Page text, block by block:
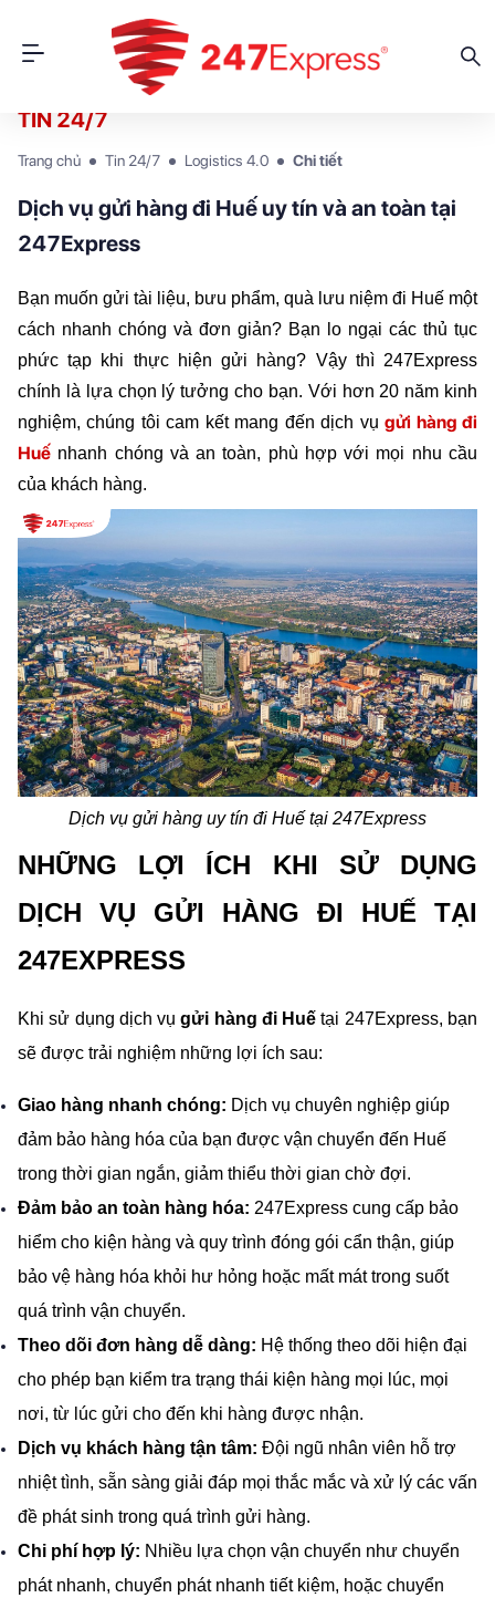
TIN 24/7
Trang chủ Tin 24/7 Logistics 4.0 Chi tiết
Dịch vụ gửi hàng đi Huế uy tín và an toàn tại
247Express
Bạn muốn gửi tài liệu, bưu phẩm, quà lưu niệm đi Huế một
cách nhanh chóng và đơn giản? Bạn lo ngại các thủ tục
phức tạp khi thực hiện gửi hàng? Vậy thì 247Express
chính là lựa chọn lý tưởng cho bạn. Với hơn 20 năm kinh
nghiệm, chúng tôi cam kết mang đến dịch vụ gửi hàng đi
Huế nhanh chóng và an toàn, phù hợp với mọi nhu cầu
của khách hàng.
Dịch vụ gửi hàng uy tín đi Huế tại 247Express
NHỮNG LỢI ÍCH KHI SỬ DỤNG
DỊCH VỤ GỬI HÀNG ĐI HUẾ TẠI
247EXPRESS
Khi sử dụng dịch vụ gửi hàng đi Huế tại 247Express, bạn
sẽ được trải nghiệm những lợi ích sau:
Giao hàng nhanh chóng: Dịch vụ chuyên nghiệp giúp
đảm bảo hàng hóa của bạn được vận chuyển đến Huế
trong thời gian ngắn, giảm thiểu thời gian chờ đợi.
Đảm bảo an toàn hàng hóa: 247Express cung cấp bảo
hiểm cho kiện hàng và quy trình đóng gói cẩn thận, giúp
bảo vệ hàng hóa khỏi hư hỏng hoặc mất mát trong suốt
quá trình vận chuyển.
Theo dõi đơn hàng dễ dàng: Hệ thống theo dõi hiện đại
cho phép bạn kiểm tra trạng thái kiện hàng mọi lúc, mọi
nơi, từ lúc gửi cho đến khi hàng được nhận.
Dịch vụ khách hàng tận tâm: Đội ngũ nhân viên hỗ trợ
nhiệt tình, sẵn sàng giải đáp mọi thắc mắc và xử lý các vấn
đề phát sinh trong quá trình gửi hàng.
Chi phí hợp lý: Nhiều lựa chọn vận chuyển như chuyển
phát nhanh, chuyển phát nhanh tiết kiệm, hoặc chuyển